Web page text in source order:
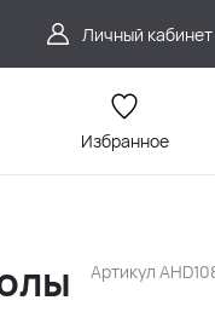
Личный кабинет
Избранное
Артикул